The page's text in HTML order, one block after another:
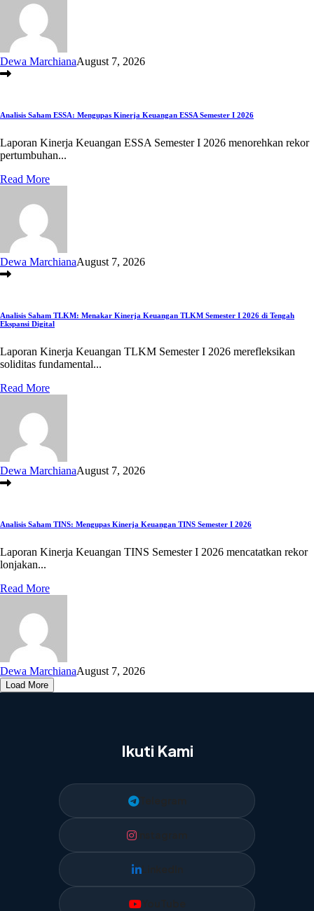
Dewa MarchianaAugust 7, 2026
Analisis Saham ESSA: Mengupas Kinerja Keuangan ESSA Semester I 2026
Laporan Kinerja Keuangan ESSA Semester I 2026 menorehkan rekor
pertumbuhan...
Read More
Dewa MarchianaAugust 7, 2026
Analisis Saham TLKM: Menakar Kinerja Keuangan TLKM Semester I 2026 di Tengah
Ekspansi Digital
Laporan Kinerja Keuangan TLKM Semester I 2026 merefleksikan
soliditas fundamental...
Read More
Dewa MarchianaAugust 7, 2026
Analisis Saham TINS: Mengupas Kinerja Keuangan TINS Semester I 2026
Laporan Kinerja Keuangan TINS Semester I 2026 mencatatkan rekor
lonjakan...
Read More
Dewa MarchianaAugust 7, 2026
Load More
Ikuti Kami
Telegram
LinkedIn
YouTube